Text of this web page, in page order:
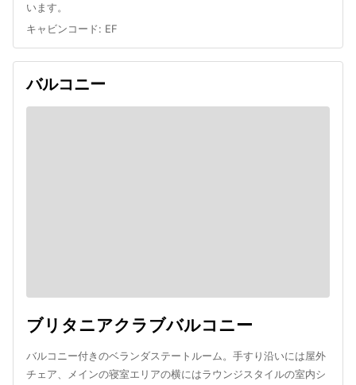
います。
キャビンコード: EF
バルコニー
ブリタニアクラブバルコニー
バルコニー付きのベランダステートルーム。手すり沿いには屋外
チェア、メインの寝室エリアの横にはラウンジスタイルの室内シ